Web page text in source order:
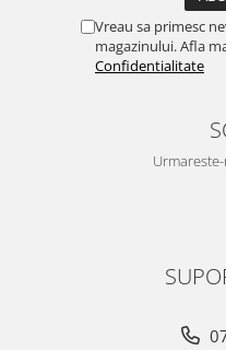
Vreau sa primesc
magazinului. Afla
Confidentialitate